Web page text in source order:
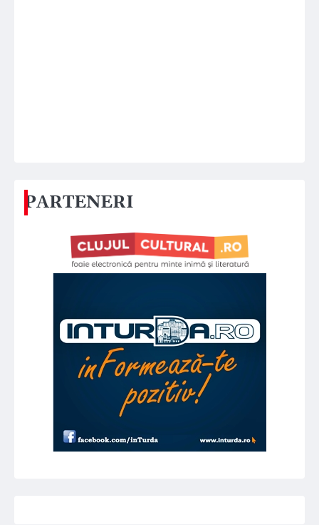
PARTENERI